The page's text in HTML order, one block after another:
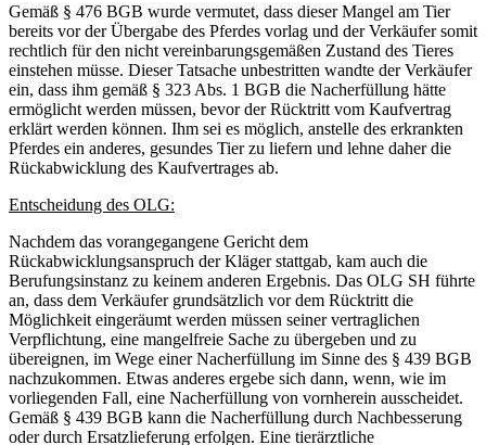
Gemäß § 476 BGB wurde vermutet, dass dieser Mangel am Tier
bereits vor der Übergabe des Pferdes vorlag und der Verkäufer somit
rechtlich für den nicht vereinbarungsgemäßen Zustand des Tieres
einstehen müsse. Dieser Tatsache unbestritten wandte der Verkäufer
ein, dass ihm gemäß § 323 Abs. 1 BGB die Nacherfüllung hätte
ermöglicht werden müssen, bevor der Rücktritt vom Kaufvertrag
erklärt werden können. Ihm sei es möglich, anstelle des erkrankten
Pferdes ein anderes, gesundes Tier zu liefern und lehne daher die
Rückabwicklung des Kaufvertrages ab.
Entscheidung des OLG:
Nachdem das vorangegangene Gericht dem
Rückabwicklungsanspruch der Kläger stattgab, kam auch die
Berufungsinstanz zu keinem anderen Ergebnis. Das OLG SH führte
an, dass dem Verkäufer grundsätzlich vor dem Rücktritt die
Möglichkeit eingeräumt werden müssen seiner vertraglichen
Verpflichtung, eine mangelfreie Sache zu übergeben und zu
übereignen, im Wege einer Nacherfüllung im Sinne des § 439 BGB
nachzukommen. Etwas anderes ergebe sich dann, wenn, wie im
vorliegenden Fall, eine Nacherfüllung von vornherein ausscheidet.
Gemäß § 439 BGB kann die Nacherfüllung durch Nachbesserung
oder durch Ersatzlieferung erfolgen. Eine tierärztliche